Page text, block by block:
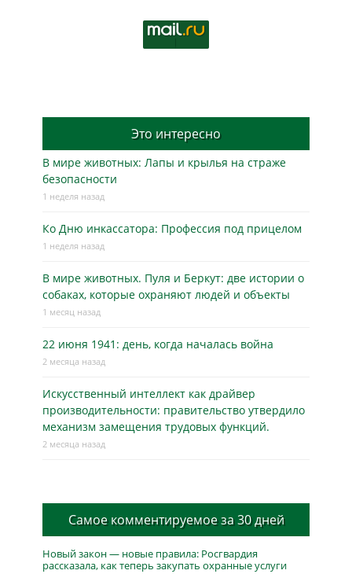
Это интересно
В мире животных: Лапы и крылья на страже
безопасности
1 неделя назад
Ко Дню инкассатора: Профессия под прицелом
1 неделя назад
В мире животных. Пуля и Беркут: две истории о
собаках, которые охраняют людей и объекты
1 месяц назад
22 июня 1941: день, когда началась война
2 месяца назад
Искусственный интеллект как драйвер
производительности: правительство утвердило
механизм замещения трудовых функций.
2 месяца назад
Самое комментируемое за 30 дней
Новый закон — новые правила: Росгвардия
рассказала, как теперь закупать охранные услуги